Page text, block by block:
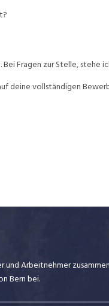
. Bei Fragen zur Stelle, stehe
deine vollständigen
Arbeitnehmer
Bern bei.